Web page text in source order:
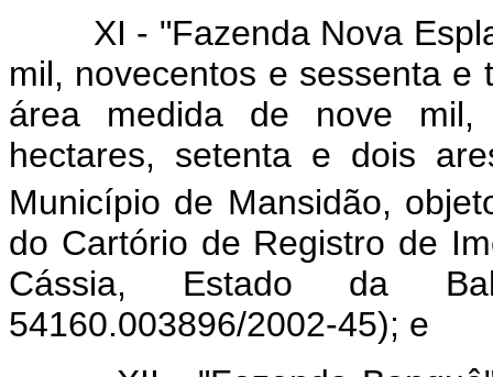
XI - "Fazenda Nova
mil, novecentos e sessenta
área medida de nove mil,
hectares, setenta e dois
Município de Mansidão,
do Cartório de Registro de
Cássia, Estado da
54160.003896/2002-45); e